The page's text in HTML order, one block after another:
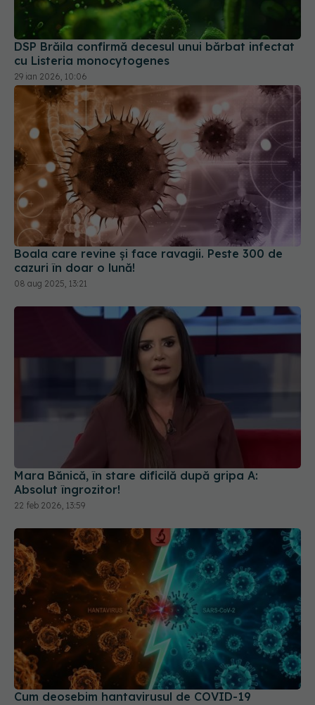
DSP Brăila confirmă decesul unui bărbat infectat
cu Listeria monocytogenes
29 ian 2026, 10:06
Boala care revine și face ravagii. Peste 300 de
cazuri în doar o lună!
08 aug 2025, 13:21
Mara Bănică, în stare dificilă după gripa A:
Absolut îngrozitor!
22 feb 2026, 13:59
Cum deosebim hantavirusul de COVID-19